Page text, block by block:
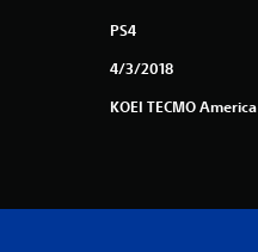
PS4
4/3/2018
KOEI TECMO America